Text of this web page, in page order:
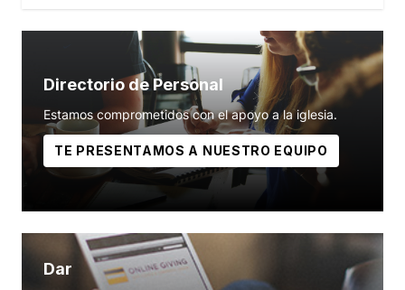
Directorio de Personal
Estamos comprometidos con el apoyo a la iglesia.
TE PRESENTAMOS A NUESTRO EQUIPO
Dar